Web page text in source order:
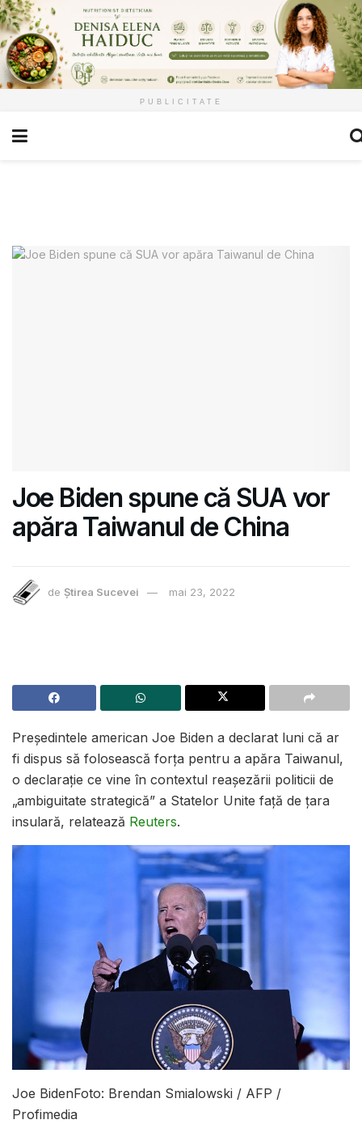
PUBLICITATE
Joe Biden spune că SUA vor
apăra Taiwanul de China
de Știrea Sucevei mai 23, 2022
Președintele american Joe Biden a declarat luni că ar
fi dispus să folosească forța pentru a apăra Taiwanul,
o declarație ce vine în contextul reașezării politicii de
„ambiguitate strategică” a Statelor Unite față de țara
insulară, relatează Reuters.
Joe BidenFoto: Brendan Smialowski / AFP /
Profimedia